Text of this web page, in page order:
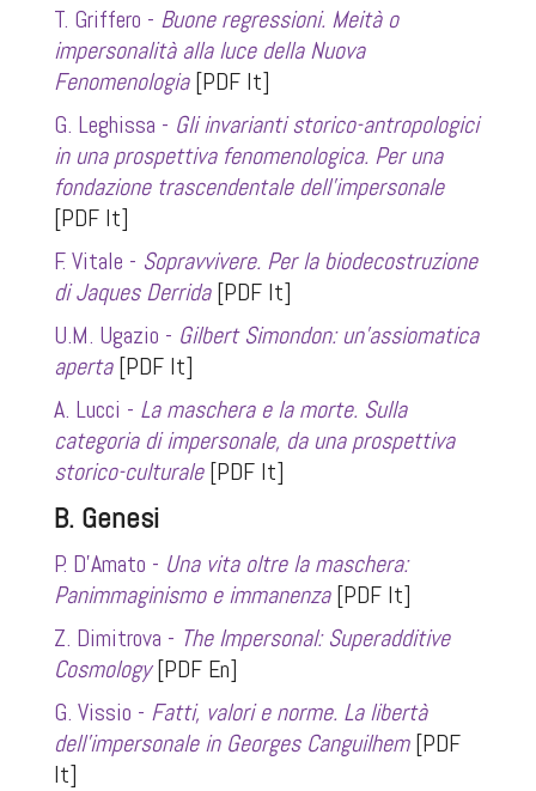
T. Griffero - Buone regressioni. Meità o
impersonalità alla luce della Nuova
Fenomenologia[PDF It]
G. Leghissa - Gli invarianti storico-antropologici
in una prospettiva fenomenologica. Per una
fondazione trascendentale dell’impersonale
[PDF It]
F. Vitale - Sopravvivere. Per la biodecostruzione
di Jaques Derrida[PDF It]
U.M. Ugazio - Gilbert Simondon: un’assiomatica
aperta[PDF It]
A. Lucci - La maschera e la morte. Sulla
categoria di impersonale, da una prospettiva
storico-culturale[PDF It]
B. Genesi
P. D’Amato - Una vita oltre la maschera:
Panimmaginismo e immanenza[PDF It]
Z. Dimitrova - The Impersonal: Superadditive
Cosmology[PDF En]
G. Vissio - Fatti, valori e norme. La libertà
dell’impersonale in Georges Canguilhem[PDF
It]